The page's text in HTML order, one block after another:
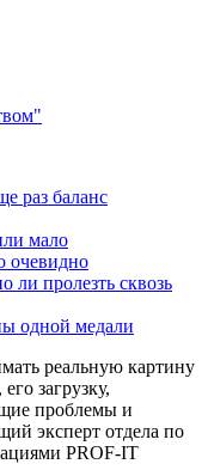
раз баланс
мало
очевидно
ли пролезть сквозь
одной медали
реальную картину
загрузку,
проблемы и
эксперт отдела по
PROF-IT